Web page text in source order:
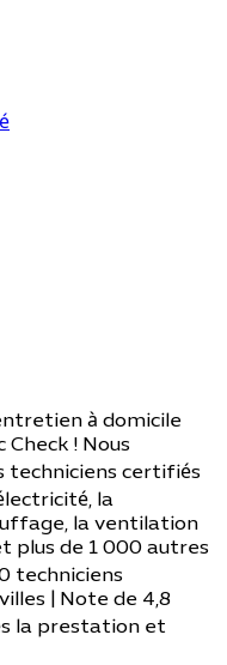
à domicile
! Nous
techniciens certifiés
la
la ventilation
plus de 1 000 autres
techniciens
| Note de 4,8
la prestation et